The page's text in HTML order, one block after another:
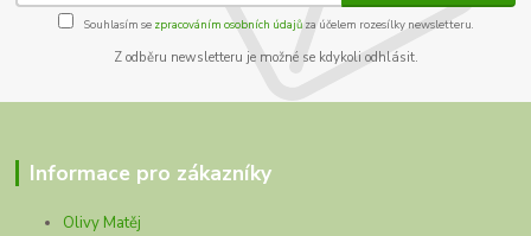
Souhlasím se zpracováním osobních údajůza účelem rozesílky newsletteru.
Z odběru newsletteru je možné se kdykoli odhlásit.
Informace pro zákazníky
Olivy Matěj